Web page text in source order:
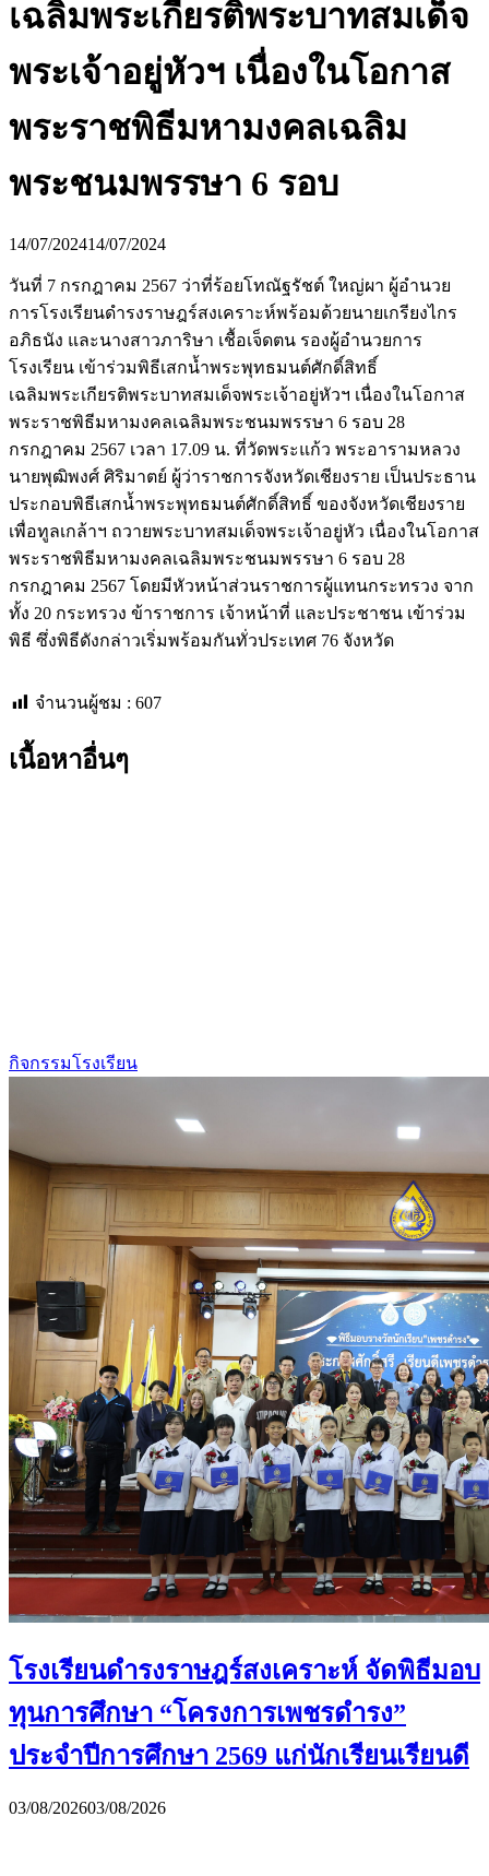
เฉลิมพระเกียรติพระบาทสมเด็จ
พระเจ้าอยู่หัวฯ เนื่องในโอกาส
พระราชพิธีมหามงคลเฉลิม
พระชนมพรรษา 6 รอบ
14/07/202414/07/2024
วันที่ 7 กรกฎาคม 2567 ว่าที่ร้อยโทณัฐรัชต์ ใหญ่ผา ผู้อำนวย
การโรงเรียนดำรงราษฎร์สงเคราะห์พร้อมด้วยนายเกรียงไกร
อภิธนัง และนางสาวภาริษา เชื้อเจ็ดตน รองผู้อำนวยการ
โรงเรียน เข้าร่วมพิธีเสกน้ำพระพุทธมนต์ศักดิ์สิทธิ์
เฉลิมพระเกียรติพระบาทสมเด็จพระเจ้าอยู่หัวฯ เนื่องในโอกาส
พระราชพิธีมหามงคลเฉลิมพระชนมพรรษา 6 รอบ 28
กรกฎาคม 2567 เวลา 17.09 น. ที่วัดพระแก้ว พระอารามหลวง
นายพุฒิพงศ์ ศิริมาตย์ ผู้ว่าราชการจังหวัดเชียงราย เป็นประธาน
ประกอบพิธีเสกน้ำพระพุทธมนต์ศักดิ์สิทธิ์ ของจังหวัดเชียงราย
เพื่อทูลเกล้าฯ ถวายพระบาทสมเด็จพระเจ้าอยู่หัว เนื่องในโอกาส
พระราชพิธีมหามงคลเฉลิมพระชนมพรรษา 6 รอบ 28
กรกฎาคม 2567 โดยมีหัวหน้าส่วนราชการผู้แทนกระทรวง จาก
ทั้ง 20 กระทรวง ข้าราชการ เจ้าหน้าที่ และประชาชน เข้าร่วม
พิธี ซึ่งพิธีดังกล่าวเริ่มพร้อมกันทั่วประเทศ 76 จังหวัด
จำนวนผู้ชม : 607
เนื้อหาอื่นๆ
กิจกรรมโรงเรียน
โรงเรียนดำรงราษฎร์สงเคราะห์ จัดพิธีมอบ
ทุนการศึกษา “โครงการเพชรดำรง”
ประจำปีการศึกษา 2569 แก่นักเรียนเรียนดี
03/08/202603/08/2026